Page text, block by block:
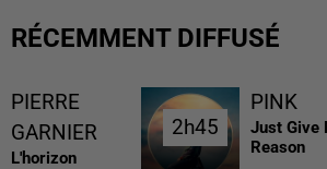
RÉCEMMENT DIFFUSÉ
PIERRE
GARNIER
L'horizon
2h45
2h45
PINK
Just Give
Reason